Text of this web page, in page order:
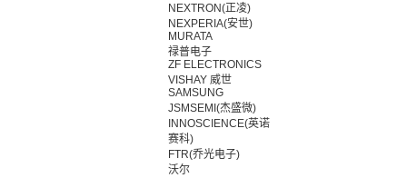
NEXTRON(正凌)
NEXPERIA(安世)
MURATA
禄普电子
ZF ELECTRONICS
VISHAY 威世
SAMSUNG
JSMSEMI(杰盛微)
INNOSCIENCE(英诺
赛科)
FTR(乔光电子)
沃尔